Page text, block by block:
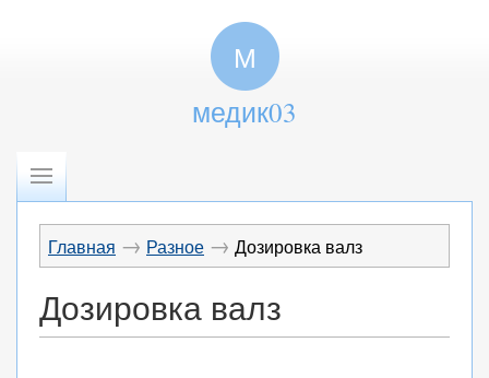
М
медик03
Главная → Разное → Дозировка валз
Дозировка валз